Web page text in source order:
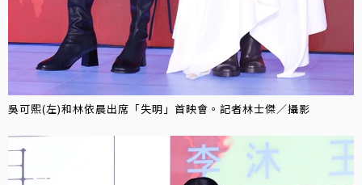
吳可熙(左)和林依晨出席「失明」首映會。記者林士傑／攝影